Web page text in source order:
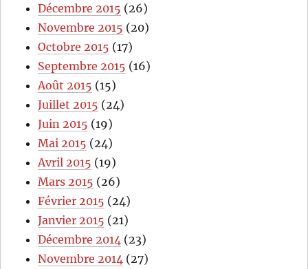
Décembre 2015 (26)
Novembre 2015 (20)
Octobre 2015 (17)
Septembre 2015 (16)
Août 2015 (15)
Juillet 2015 (24)
Juin 2015 (19)
Mai 2015 (24)
Avril 2015 (19)
Mars 2015 (26)
Février 2015 (24)
Janvier 2015 (21)
Décembre 2014 (23)
Novembre 2014 (27)